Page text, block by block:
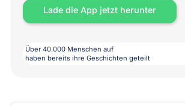
Lade die App jetzt herunter
Über 40.000 Menschen auf
haben bereits ihre Geschichten geteilt